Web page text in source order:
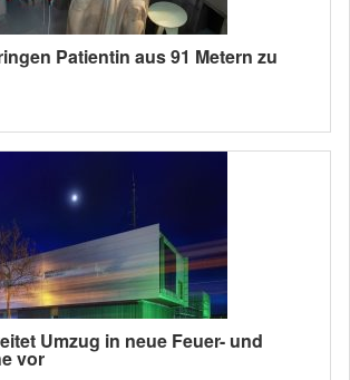
Patientin aus 91 Metern zu
Umzug in neue Feuer- und
vor